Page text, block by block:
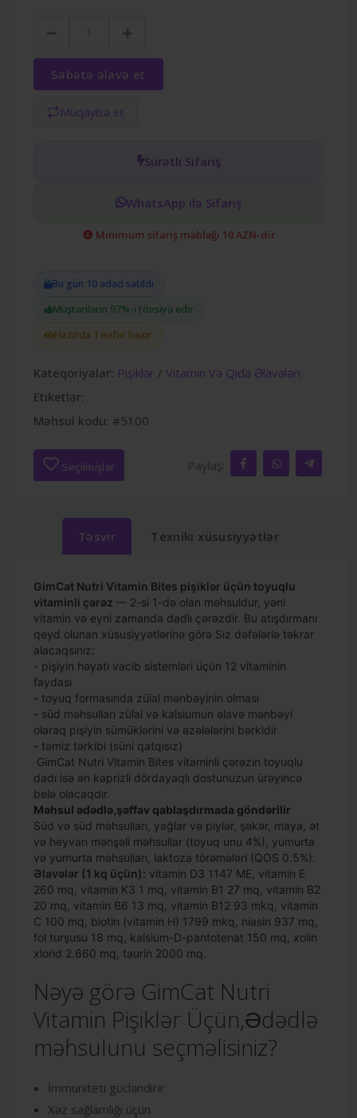
Səbətə əlavə et
Müqayisə et
Sürətli Sifariş
WhatsApp ilə Sifariş
Minimum sifariş məbləği 10 AZN-dir
Bu gün 10 ədəd satıldı
Müştərilərin 97%-i tövsiyə edir
Hazırda 1 nəfər baxır
Kateqoriyalar: Pişiklər / Vitamin Və Qida Əlavələri
Etiketlər:
Məhsul kodu: #5100
Seçilmişlər Paylaş:
Təsvir Texniki xüsusiyyətlər
GimCat Nutri Vitamin Bites pişiklər üçün toyuqlu
vitaminli çərəz — 2-si 1-də olan məhsuldur, yəni
vitamin və eyni zamanda dadlı çərəzdir. Bu atışdırmanı
qeyd olunan xüsusiyyətlərinə görə Siz dəfələrlə təkrar
alacaqsınız:
- pişiyin həyati vacib sistemləri üçün 12 vitaminin
faydası
- toyuq formasında zülal mənbəyinin olması
- süd məhsulları zülal və kalsiumun əlavə mənbəyi
olaraq pişiyin sümüklərini və əzələlərini bərkidir
- təmiz tərkibi (süni qatqısız)
GimCat Nutri Vitamin Bites vitaminli çərəzin toyuqlu
dadı isə ən kaprizli dördayaqlı dostunuzun ürəyincə
belə olacaqdır.
Məhsul ədədlə,şəffav qablaşdırmada göndərilir
Süd və süd məhsulları, yağlar və piylər, şəkər, maya, ət
və heyvan mənşəli məhsullar (toyuq unu 4%), yumurta
və yumurta məhsulları, laktoza törəmələri (QOS 0.5%).
Əlavələr (1 kq üçün): vitamin D3 1147 МЕ, vitamin E
260 mq, vitamin K3 1 mq, vitamin B1 27 mq, vitamin B2
20 mq, vitamin B6 13 mq, vitamin B12 93 mkq, vitamin
C 100 mq, biotin (vitamin H) 1799 mkq, niasin 937 mq,
fol turşusu 18 mq, kalsium-D-pantotenat 150 mq, xolin
xlorid 2.660 mq, taurin 2000 mq.
Nəyə görə GimCat Nutri
Vitamin Pişiklər Üçün,Ədədlə
məhsulunu seçməlisiniz?
İmmuniteti gücləndirir
Xəz sağlamlığı üçün